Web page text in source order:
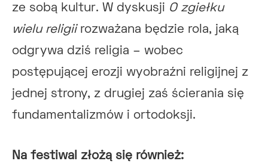
ze sobą kultur. W dyskusji O zgiełku
wielu religiirozważana będzie rola, jaką
odgrywa dziś religia – wobec
postępującej erozji wyobraźni religijnej z
jednej strony, z drugiej zaś ścierania się
fundamentalizmów i ortodoksji.
Na festiwal złożą się również: